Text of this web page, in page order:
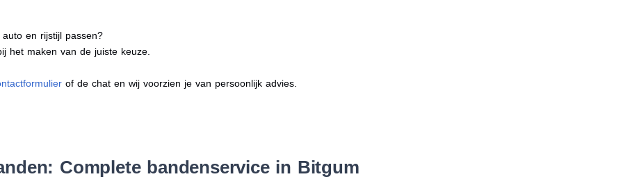
en rijstijl passen?
het maken van de juiste keuze.
of de chat en wij voorzien je van persoonlijk advies.
Complete bandenservice in Bitgum